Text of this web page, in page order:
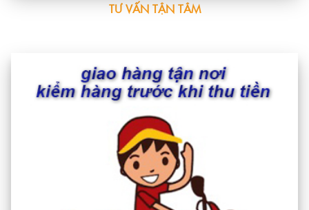
TƯ VẤN TẬN TÂM